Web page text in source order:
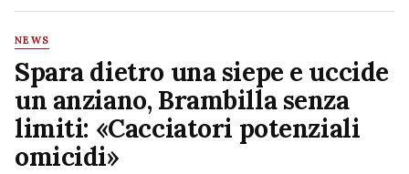
NEWS
Spara dietro una siepe e uccide
un anziano, Brambilla senza
limiti: «Cacciatori potenziali
omicidi»